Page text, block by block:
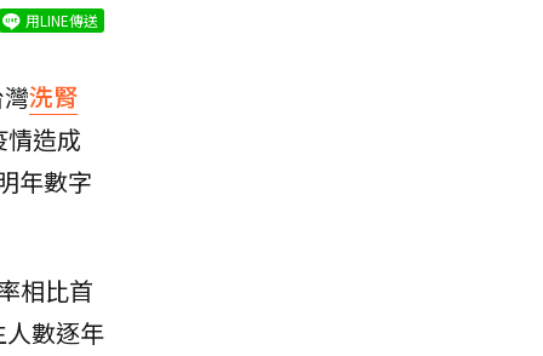
用LINE傳送
洗腎
造成
年數字
相比首
數逐年